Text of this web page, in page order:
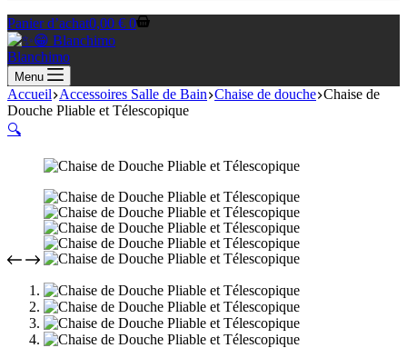
Panier d’achat0,00 € 0
Blanchimo
Menu
Accueil Accessoires Salle de Bain Chaise de douche Chaise de
Douche Pliable et Télescopique
🔍